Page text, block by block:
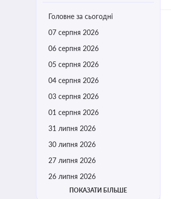
Головне за сьогодні
07 серпня 2026
06 серпня 2026
05 серпня 2026
04 серпня 2026
03 серпня 2026
01 серпня 2026
31 липня 2026
30 липня 2026
27 липня 2026
26 липня 2026
ПОКАЗАТИ БІЛЬШЕ